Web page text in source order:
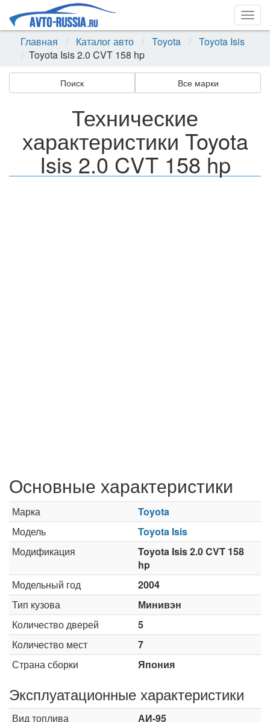
Главная
Каталог авто Toyota
Toyota Isis
Toyota Isis 2.0 CVT 158 hp
Поиск Все марки
Технические
характеристики Toyota
Isis 2.0 CVT 158 hp
Основные характеристики
Марка
Toyota
Модель
Toyota Isis
Модификация
Toyota Isis 2.0 CVT 158
hp
Модельный год
2004
Тип кузова
Минивэн
Количество дверей
5
Количество мест
7
Страна сборки
Япония
Эксплуатационные характеристики
Вид топлива
АИ-95